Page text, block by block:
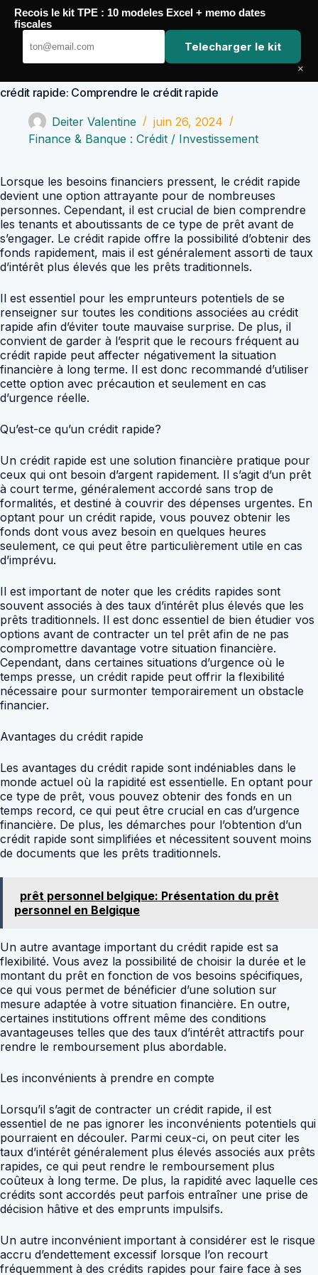
Passer
contenu
Comptabilité Job
crédit rapide: Comprendre le crédit rapide
Deiter Valentine
juin 26, 2024
Finance & Banque : Crédit / Investissement
Lorsque les besoins financiers pressent, le crédit rapide
devient une option attrayante pour de nombreuses
personnes. Cependant, il est crucial de bien comprendre
les tenants et aboutissants de ce type de prêt avant de
s’engager. Le crédit rapide offre la possibilité d’obtenir des
fonds rapidement, mais il est généralement assorti de taux
d’intérêt plus élevés que les prêts traditionnels.
Il est essentiel pour les emprunteurs potentiels de se
renseigner sur toutes les conditions associées au crédit
rapide afin d’éviter toute mauvaise surprise. De plus, il
convient de garder à l’esprit que le recours fréquent au
crédit rapide peut affecter négativement la situation
financière à long terme. Il est donc recommandé d’utiliser
cette option avec précaution et seulement en cas
d’urgence réelle.
Qu’est-ce qu’un crédit rapide?
Un crédit rapide est une solution financière pratique pour
ceux qui ont besoin d’argent rapidement. Il s’agit d’un prêt
à court terme, généralement accordé sans trop de
formalités, et destiné à couvrir des dépenses urgentes. En
optant pour un crédit rapide, vous pouvez obtenir les
fonds dont vous avez besoin en quelques heures
seulement, ce qui peut être particulièrement utile en cas
d’imprévu.
Il est important de noter que les crédits rapides sont
souvent associés à des taux d’intérêt plus élevés que les
prêts traditionnels. Il est donc essentiel de bien étudier vos
options avant de contracter un tel prêt afin de ne pas
compromettre davantage votre situation financière.
Cependant, dans certaines situations d’urgence où le
temps presse, un crédit rapide peut offrir la flexibilité
nécessaire pour surmonter temporairement un obstacle
financier.
Avantages du crédit rapide
Les avantages du crédit rapide sont indéniables dans le
monde actuel où la rapidité est essentielle. En optant pour
ce type de prêt, vous pouvez obtenir des fonds en un
temps record, ce qui peut être crucial en cas d’urgence
financière. De plus, les démarches pour l’obtention d’un
crédit rapide sont simplifiées et nécessitent souvent moins
de documents que les prêts traditionnels.
prêt personnel belgique: Présentation du prêt
personnel en Belgique
Un autre avantage important du crédit rapide est sa
flexibilité. Vous avez la possibilité de choisir la durée et le
montant du prêt en fonction de vos besoins spécifiques,
ce qui vous permet de bénéficier d’une solution sur
mesure adaptée à votre situation financière. En outre,
certaines institutions offrent même des conditions
avantageuses telles que des taux d’intérêt attractifs pour
rendre le remboursement plus abordable.
Les inconvénients à prendre en compte
Lorsqu’il s’agit de contracter un crédit rapide, il est
essentiel de ne pas ignorer les inconvénients potentiels qui
pourraient en découler. Parmi ceux-ci, on peut citer les
taux d’intérêt généralement plus élevés associés aux prêts
rapides, ce qui peut rendre le remboursement plus
coûteux à long terme. De plus, la rapidité avec laquelle ces
crédits sont accordés peut parfois entraîner une prise de
décision hâtive et des emprunts impulsifs.
Un autre inconvénient important à considérer est le risque
accru d’endettement excessif lorsque l’on recourt
fréquemment à des crédits rapides pour faire face à ses
Recois le kit TPE : 10 modeles Excel + memo dates
fiscales
Telecharger le kit
×